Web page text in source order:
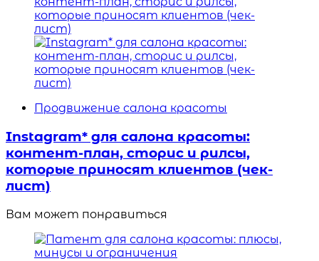
Продвижение салона красоты
Instagram* для салона красоты:
контент-план, сторис и рилсы,
которые приносят клиентов (чек-
лист)
Вам может понравиться